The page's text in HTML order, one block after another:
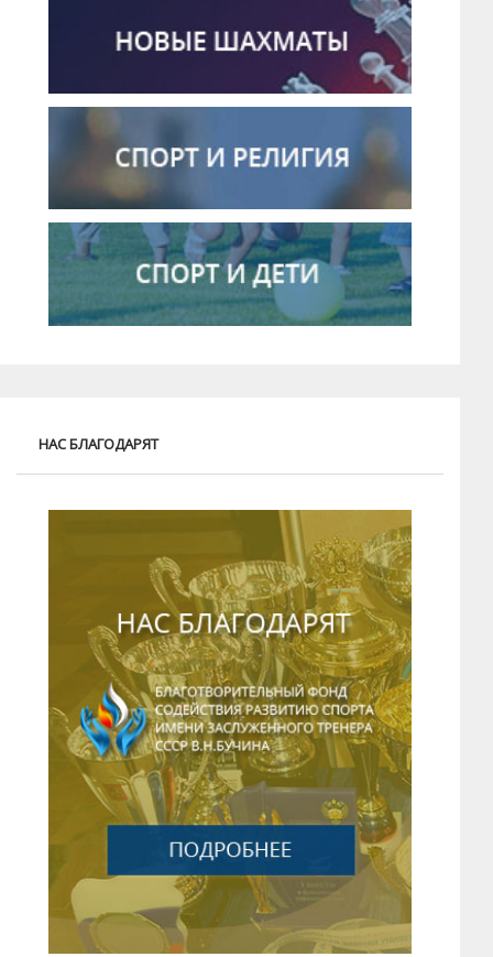
НАС БЛАГОДАРЯТ